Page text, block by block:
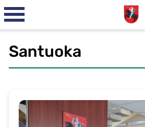
Santuoka